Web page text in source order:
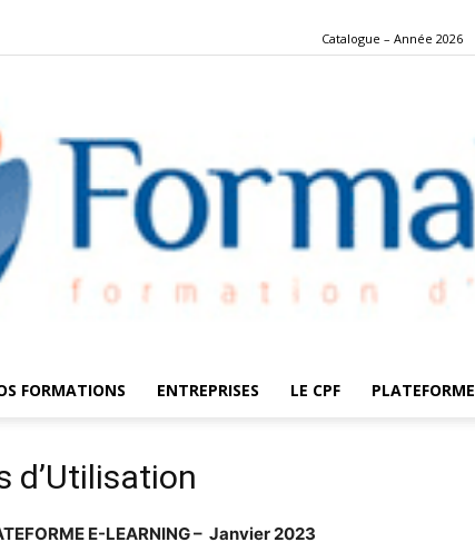
Catalogue – Année 2026
FORMATIONS ENTREPRISES LE CPF PLATEFORME
d’Utilisation
E-LEARNING – Janvier 2023